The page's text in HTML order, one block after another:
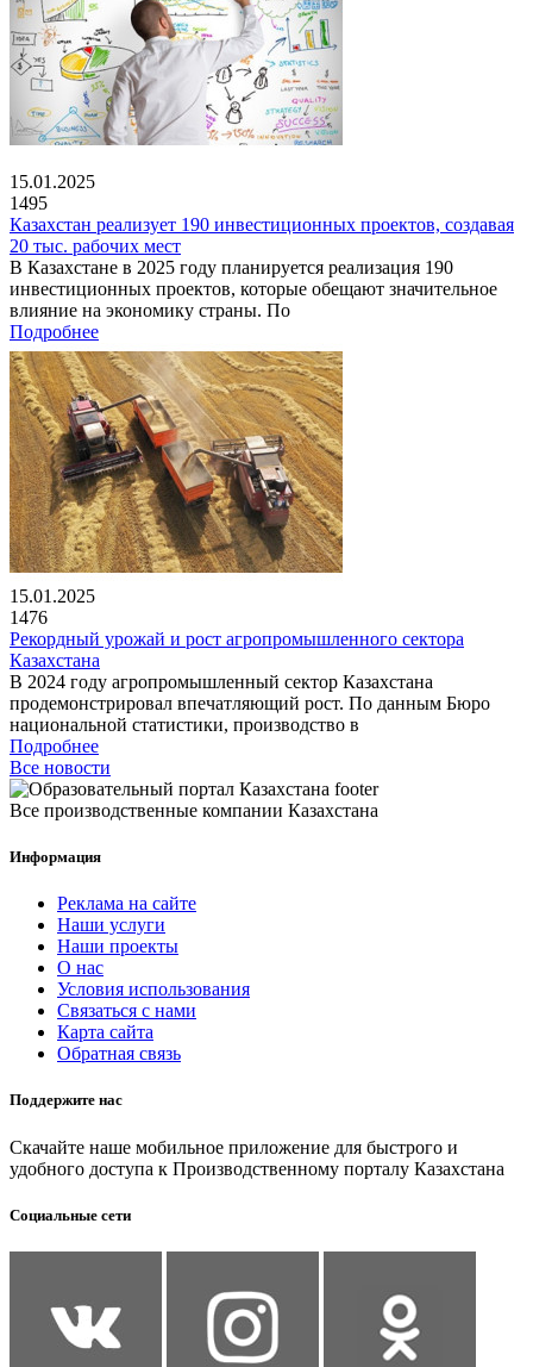
15.01.2025
1495
Казахстан реализует 190 инвестиционных проектов, создавая
20 тыс. рабочих мест
В Казахстане в 2025 году планируется реализация 190
инвестиционных проектов, которые обещают значительное
влияние на экономику страны. По
Подробнее
15.01.2025
1476
Рекордный урожай и рост агропромышленного сектора
Казахстана
В 2024 году агропромышленный сектор Казахстана
продемонстрировал впечатляющий рост. По данным Бюро
национальной статистики, производство в
Подробнее
Все новости
Все производственные компании Казахстана
Информация
Реклама на сайте
Наши услуги
Наши проекты
О нас
Условия использования
Связаться с нами
Карта сайта
Обратная связь
Поддержите нас
Скачайте наше мобильное приложение для быстрого и
удобного доступа к Производственному порталу Казахстана
Социальные сети